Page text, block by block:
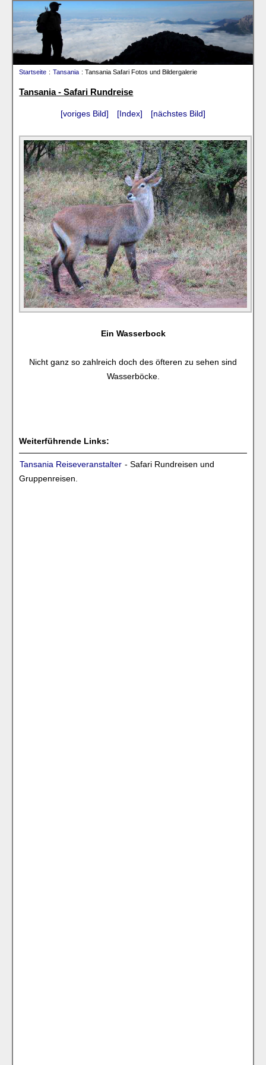
Startseite : Tansania : Tansania Safari Fotos und Bildergalerie
Tansania - Safari Rundreise
[voriges Bild] [Index] [nächstes Bild]
Ein Wasserbock
Nicht ganz so zahlreich doch des öfteren zu sehen sind
Wasserböcke.
Weiterführende Links:
Tansania Reiseveranstalter - Safari Rundreisen und
Gruppenreisen.